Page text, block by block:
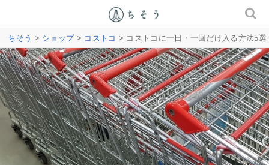
ちそう > ショップ> コストコ > コストコに一日・一回だけ入る方法5